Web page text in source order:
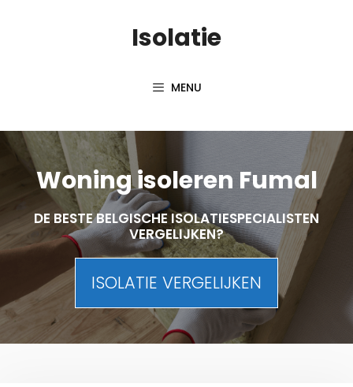
Isolatie
MENU
Woning isoleren Fumal
DE BESTE BELGISCHE ISOLATIESPECIALISTEN
VERGELIJKEN?
ISOLATIE VERGELIJKEN